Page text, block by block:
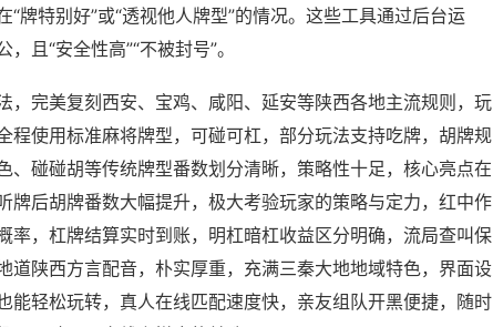
牌特别好”或“透视他人牌型”的情况。这些工具通过后台运
且“安全性高”“不被封号”。
，完美复刻西安、宝鸡、咸阳、延安等陕西各地主流规则，玩
程使用标准麻将牌型，可碰可杠，部分玩法支持吃牌，胡牌规
、碰碰胡等传统牌型番数划分清晰，策略性十足，核心亮点在
牌后胡牌番数大幅提升，极大考验玩家的策略与定力，红中作
率，杠牌结算实时到账，明杠暗杠收益区分明确，流局查叫保
道陕西方言配音，朴实厚重，充满三秦大地地域特色，界面设
能轻松玩转，真人在线匹配速度快，亲友组队开黑便捷，随时